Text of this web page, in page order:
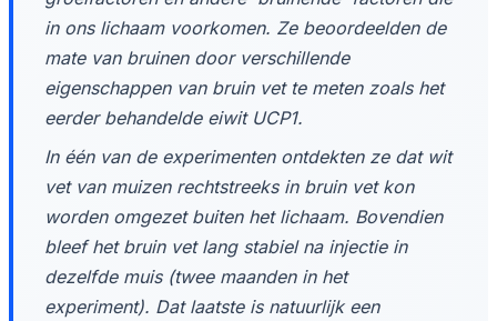
in ons lichaam voorkomen. Ze beoordeelden de
mate van bruinen door verschillende
eigenschappen van bruin vet te meten zoals het
eerder behandelde eiwit UCP1.
In één van de experimenten ontdekten ze dat wit
vet van muizen rechtstreeks in bruin vet kon
worden omgezet buiten het lichaam. Bovendien
bleef het bruin vet lang stabiel na injectie in
dezelfde muis (twee maanden in het
experiment). Dat laatste is natuurlijk een